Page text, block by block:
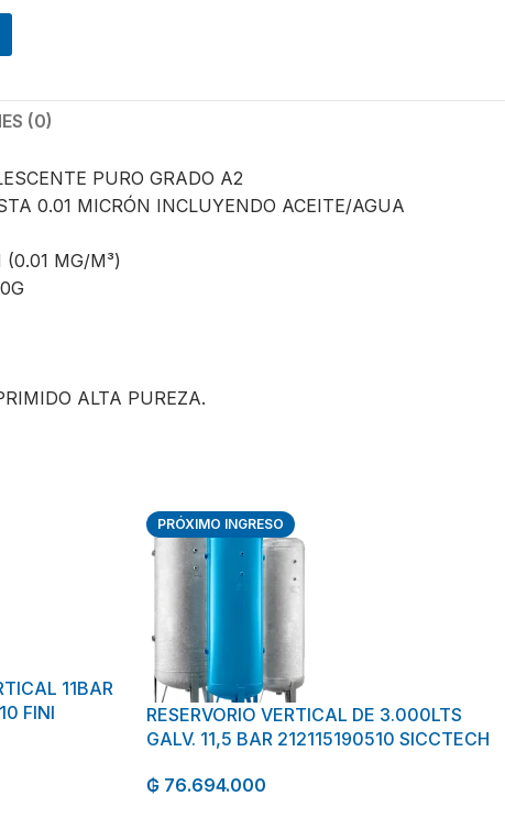
(0)
PURO GRADO A2
0.01 MICRÓN INCLUYENDO ACEITE/AGUA
(0.01 MG/M³)
ALTA PUREZA.
11BAR
FINI
PRÓXIMO INGRESO
RESERVORIO VERTICAL DE 3.000LTS
GALV. 11,5 BAR 212115190510 SICCTECH
₲ 76.694.000